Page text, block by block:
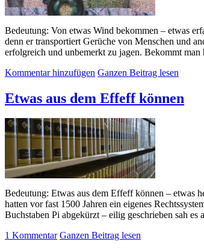
Bedeutung: Von etwas Wind bekommen – etwas
denn er transportiert Gerüche von Menschen und
erfolgreich und unbemerkt zu jagen. Bekommt
Kommentar hinzufügen Ganzen Beitrag lesen
Etwas aus dem Effeff können
Bedeutung: Etwas aus dem Effeff können – etwas
hatten vor fast 1500 Jahren ein eigenes
Buchstaben Pi abgekürzt – eilig geschrieben sah
1 Kommentar Ganzen Beitrag lesen